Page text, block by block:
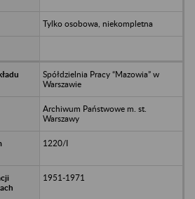
Tylko osobowa, niekompletna
Spółdzielnia Pracy “Mazowia” w
Warszawie
Archiwum Państwowe m. st.
Warszawy
1220/I
1951-1971